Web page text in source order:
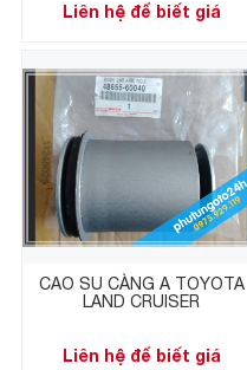
Liên hệ để biết giá
CAO SU CÀNG A TOYOTA
LAND CRUISER
Liên hệ để biết giá